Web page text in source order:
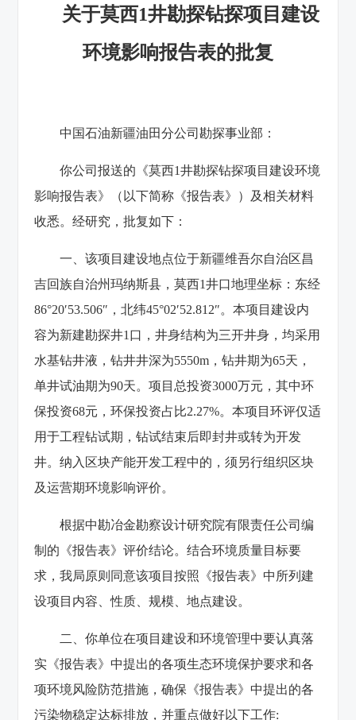
关于莫西1井勘探钻探项目建设
环境影响报告表的批复
中国石油新疆油田分公司勘探事业部：
你公司报送的《莫西1井勘探钻探项目建设环境
影响报告表》（以下简称《报告表》）及相关材料
收悉。经研究，批复如下：
一、该项目建设地点位于新疆维吾尔自治区昌
吉回族自治州玛纳斯县，莫西1井口地理坐标：东经
86°20′53.506″，北纬45°02′52.812″。本项目建设内
容为新建勘探井1口，井身结构为三开井身，均采用
水基钻井液，钻井井深为5550m，钻井期为65天，
单井试油期为90天。项目总投资3000万元，其中环
保投资68元，环保投资占比2.27%。本项目环评仅适
用于工程钻试期，钻试结束后即封井或转为开发
井。纳入区块产能开发工程中的，须另行组织区块
及运营期环境影响评价。
根据中勘冶金勘察设计研究院有限责任公司编
制的《报告表》评价结论。结合环境质量目标要
求，我局原则同意该项目按照《报告表》中所列建
设项目内容、性质、规模、地点建设。
二、你单位在项目建设和环境管理中要认真落
实《报告表》中提出的各项生态环境保护要求和各
项环境风险防范措施，确保《报告表》中提出的各
污染物稳定达标排放，并重点做好以下工作: